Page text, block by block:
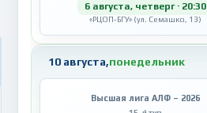
6 августа, четверг · 20:30
«РЦОП-БГУ» (ул. Семашко, 13)
10 августа,понедельник
Высшая лига АЛФ – 2026